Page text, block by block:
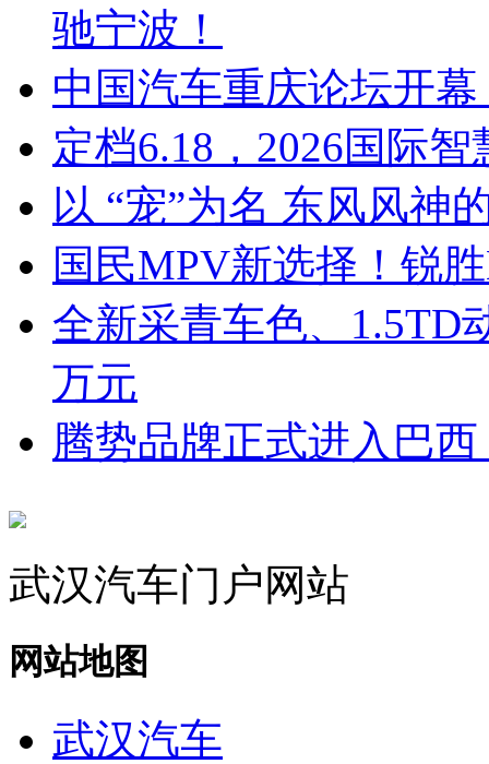
驰宁波！
中国汽车重庆论坛开
定档6.18，2026国际
以 “宠”为名 东风风神
国民MPV新选择！锐
全新采青车色、1.5TD
万元
腾势品牌正式进入巴
武汉汽车门户网站
网站地图
武汉汽车